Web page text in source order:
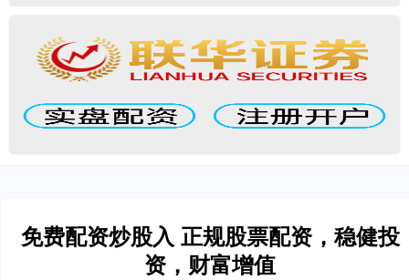
免费配资炒股入 正规股票配资，稳健投
资，财富增值